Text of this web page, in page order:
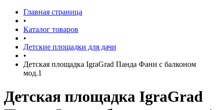
Главная страница
•
Каталог товаров
•
Детские площадки для дачи
•
Детская площадка IgraGrad Панда Фани с балконом
мод.1
Детская площадка IgraGrad